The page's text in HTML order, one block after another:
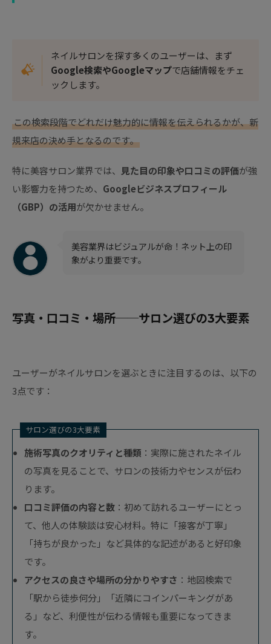
ネイルサロンを探す多くのユーザーは、まず
Google検索やGoogleマップで店舗情報をチェ
ックします。
この検索段階でどれだけ魅力的に情報を伝えられるかが、新
規来店の決め手となるのです。
特に美容サロン業界では、 見た目の印象や口コミの評価が強
い影響力を持つため、 Googleビジネスプロフィール
（GBP）の活用が欠かせません。
美容業界はビジュアルが命！ネット上の印
象がより重要です。
写真・口コミ・場所──サロン選びの3大要素
ユーザーがネイルサロンを選ぶときに注目するのは、以下の
3点です：
サロン選びの3大要素
施術写真のクオリティと種類 ：実際に施されたネイル
の写真を見ることで、サロンの技術力やセンスが伝わ
ります。
口コミ評価の内容と数：初めて訪れるユーザーにとっ
て、他人の体験談は安心材料。特に「接客が丁寧」
「持ちが良かった」など具体的な記述があると好印象
です。
アクセスの良さや場所の分かりやすさ ：地図検索で
「駅から徒歩何分」「近隣にコインパーキングがあ
る」など、利便性が伝わる情報も重要になってきま
す。